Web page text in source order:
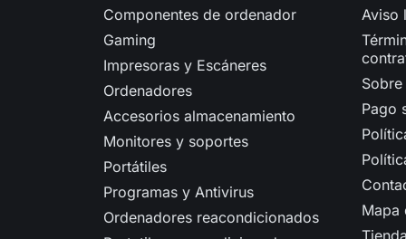
Componentes de ordenador
Gaming
Impresoras y Escáneres
Ordenadores
Accesorios almacenamiento
Monitores y soportes
Portátiles
Programas y Antivirus
Ordenadores reacondicionados
Aviso
Pago
Mapa